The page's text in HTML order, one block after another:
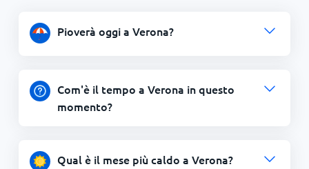
Pioverà oggi a Verona?
Com'è il tempo a Verona in questo
momento?
Qual è il mese più caldo a Verona?